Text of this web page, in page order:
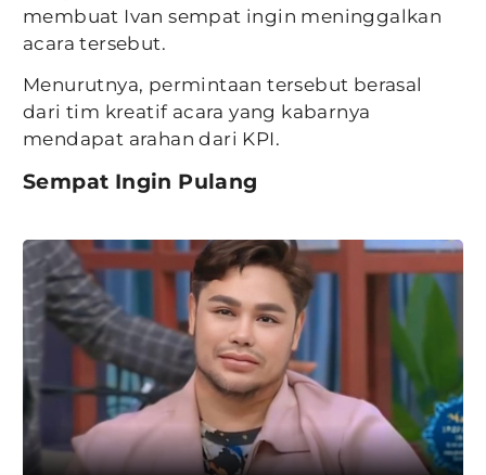
membuat Ivan sempat ingin meninggalkan
acara tersebut.
Menurutnya, permintaan tersebut berasal
dari tim kreatif acara yang kabarnya
mendapat arahan dari KPI.
Sempat Ingin Pulang